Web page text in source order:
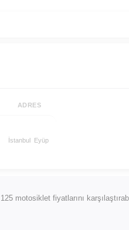
ADRES
İstanbul Eyüp
motosiklet fiyatlarını